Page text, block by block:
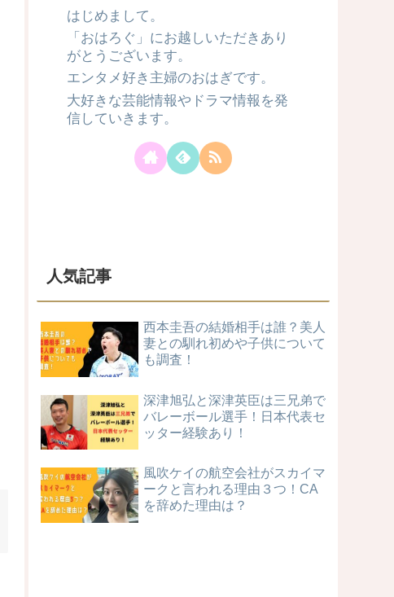
はじめまして。
「おはろぐ」にお越しいただきあり
がとうございます。
エンタメ好き主婦のおはぎです。
大好きな芸能情報やドラマ情報を発
信していきます。
人気記事
西本圭吾の結婚相手は誰？美人
妻との馴れ初めや子供について
も調査！
深津旭弘と深津英臣は三兄弟で
バレーボール選手！日本代表セ
ッター経験あり！
風吹ケイの航空会社がスカイマ
ークと言われる理由３つ！CA
を辞めた理由は？